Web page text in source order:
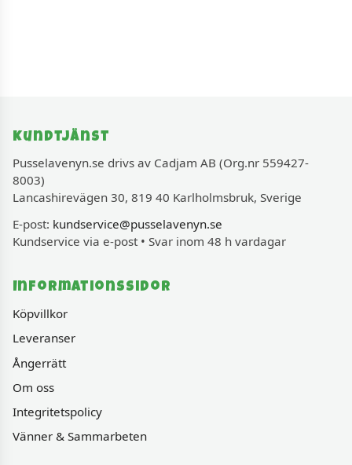
Kundtjänst
Pusselavenyn.se drivs av Cadjam AB (Org.nr 559427-
8003)
Lancashirevägen 30, 819 40 Karlholmsbruk, Sverige
E-post: kundservice@pusselavenyn.se
Kundservice via e-post • Svar inom 48 h vardagar
Informationssidor
Köpvillkor
Leveranser
Ångerrätt
Om oss
Integritetspolicy
Vänner & Sammarbeten